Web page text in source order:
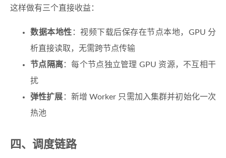
这样做有三个直接收益：
数据本地性 ：视频下载后保存在节点本地，GPU 分
析直接读取，无需跨节点传输
节点隔离 ：每个节点独立管理 GPU 资源，不互相干
扰
弹性扩展 ：新增 Worker 只需加入集群并初始化一次
热池
四、调度链路